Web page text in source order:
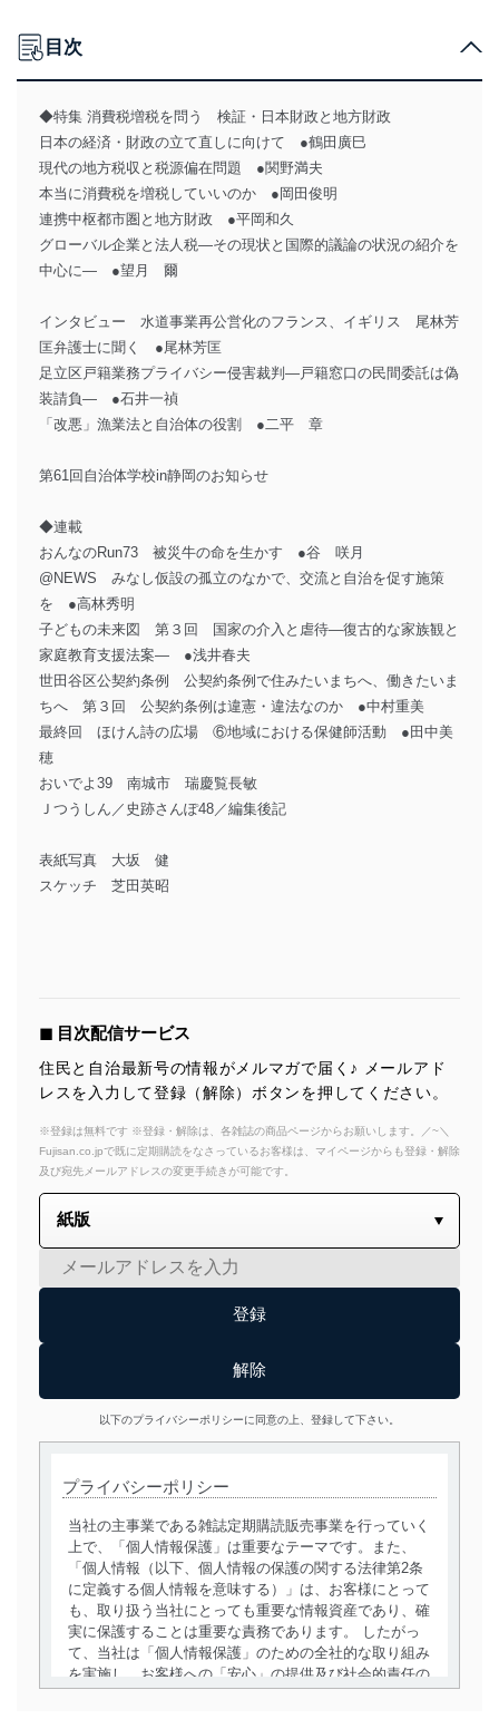
目次
◆特集 消費税増税を問う 検証・日本財政と地方財政
日本の経済・財政の立て直しに向けて ●鶴田廣巳
現代の地方税収と税源偏在問題 ●関野満夫
本当に消費税を増税していいのか ●岡田俊明
連携中枢都市圏と地方財政 ●平岡和久
グローバル企業と法人税―その現状と国際的議論の状況の紹介を
中心に― ●望月 爾
インタビュー 水道事業再公営化のフランス、イギリス 尾林芳
匡弁護士に聞く ●尾林芳匡
足立区戸籍業務プライバシー侵害裁判―戸籍窓口の民間委託は偽
装請負― ●石井一禎
「改悪」漁業法と自治体の役割 ●二平 章
第61回自治体学校in静岡のお知らせ
◆連載
おんなのRun73 被災牛の命を生かす ●谷 咲月
@NEWS みなし仮設の孤立のなかで、交流と自治を促す施策
を ●高林秀明
子どもの未来図 第３回 国家の介入と虐待―復古的な家族観と
家庭教育支援法案― ●浅井春夫
世田谷区公契約条例 公契約条例で住みたいまちへ、働きたいま
ちへ 第３回 公契約条例は違憲・違法なのか ●中村重美
最終回 ほけん詩の広場 ⑥地域における保健師活動 ●田中美
穂
おいでよ39 南城市 瑞慶覧長敏
Ｊつうしん／史跡さんぽ48／編集後記
表紙写真 大坂 健
スケッチ 芝田英昭
◼︎ 目次配信サービス
住民と自治最新号の情報がメルマガで届く♪ メールアド
レスを入力して登録（解除）ボタンを押してください。
※登録は無料です ※登録・解除は、各雑誌の商品ページからお願いします。／~＼
Fujisan.co.jpで既に定期購読をなさっているお客様は、マイページからも登録・解除
及び宛先メールアドレスの変更手続きが可能です。
以下のプライバシーポリシーに同意の上、登録して下さい。
プライバシーポリシー
当社の主事業である雑誌定期購読販売事業を行っていく
上で、「個人情報保護」は重要なテーマです。また、
「個人情報（以下、個人情報の保護の関する法律第2条
に定義する個人情報を意味する）」は、お客様にとって
も、取り扱う当社にとっても重要な情報資産であり、確
実に保護することは重要な責務であります。 したがっ
て、当社は「個人情報保護」のための全社的な取り組み
を実施し、お客様への「安心」の提供及び社会的責任の